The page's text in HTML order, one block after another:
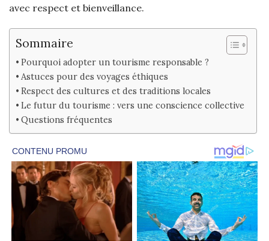
avec respect et bienveillance.
Sommaire
Pourquoi adopter un tourisme responsable ?
Astuces pour des voyages éthiques
Respect des cultures et des traditions locales
Le futur du tourisme : vers une conscience collective
Questions fréquentes